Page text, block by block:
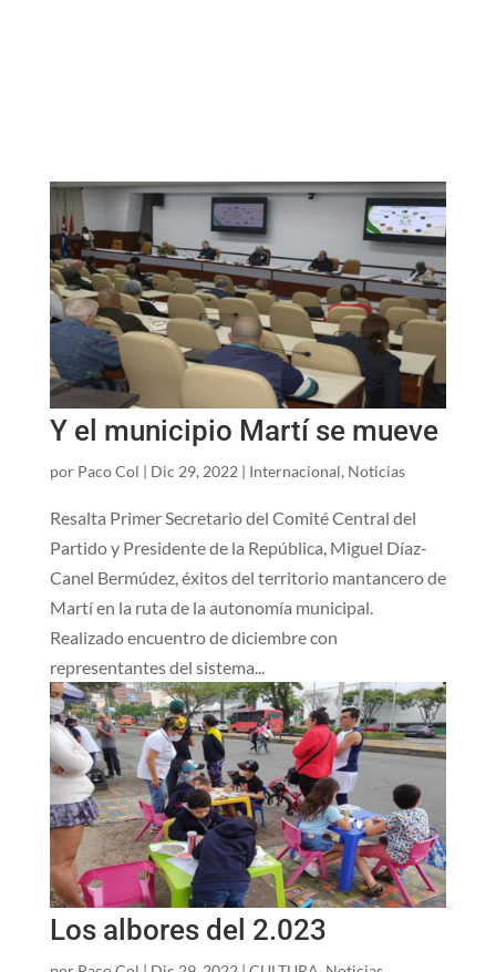
Y el municipio Martí se mueve
por Paco Col | Dic 29, 2022 | Internacional, Noticias
Resalta Primer Secretario del Comité Central del
Partido y Presidente de la República, Miguel Díaz-
Canel Bermúdez, éxitos del territorio mantancero de
Martí en la ruta de la autonomía municipal.
Realizado encuentro de diciembre con
representantes del sistema...
Los albores del 2.023